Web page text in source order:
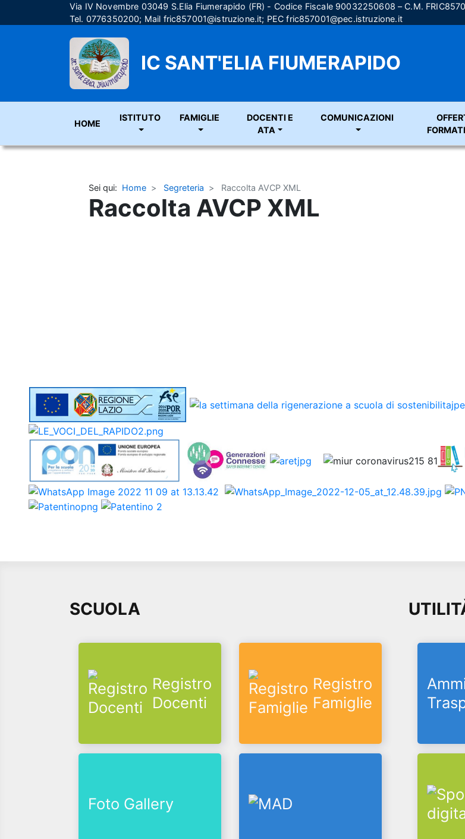
Via IV Novembre 03049 S.Elia Fiumerapido (FR) - Codice Fiscale 90032250608 – C.M.
Tel. 0776350200; Mail fric857001@istruzione.it; PECfric857001@pec.istruzione.it
IC SANT'ELIA FIUMERAPIDO
HOME
ISTITUTO FAMIGLIE
DOCENTI E
ATA
COMUNICAZIONI
Sei qui: Home Segreteria Raccolta AVCP XML
Raccolta AVCP XML
SCUOLA
Registro
Docenti
Registro
Famiglie
Foto Gallery